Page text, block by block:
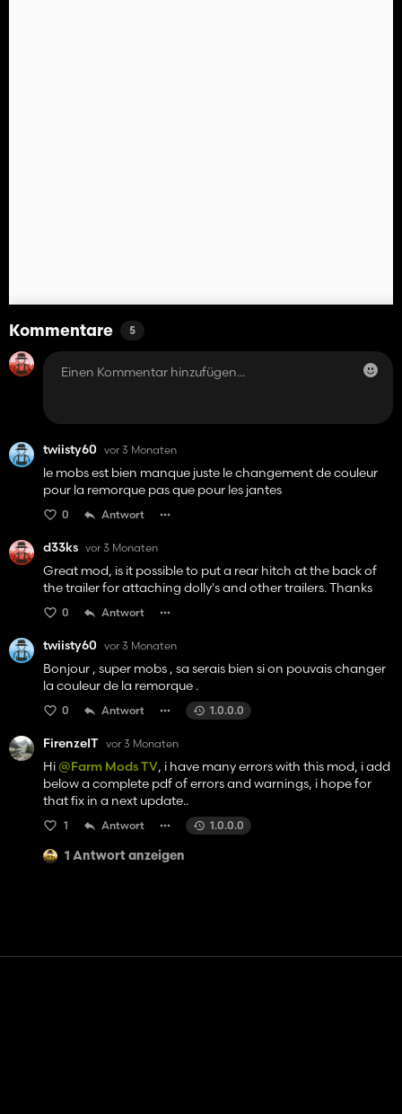
Kommentare 5
twiisty60 vor 3 Monaten
le mobs est bien manque juste le changement de couleur
pour la remorque pas que pour les jantes
0 Antwort
d33ks vor 3 Monaten
Great mod, is it possible to put a rear hitch at the back of
the trailer for attaching dolly's and other trailers. Thanks
0 Antwort
twiisty60 vor 3 Monaten
Bonjour , super mobs , sa serais bien si on pouvais changer
la couleur de la remorque .
0 Antwort 1.0.0.0
FirenzeIT vor 3 Monaten
Hi @Farm Mods TV, i have many errors with this mod, i add
below a complete pdf of errors and warnings, i hope for
that fix in a next update..
1 Antwort 1.0.0.0
1 Antwort anzeigen